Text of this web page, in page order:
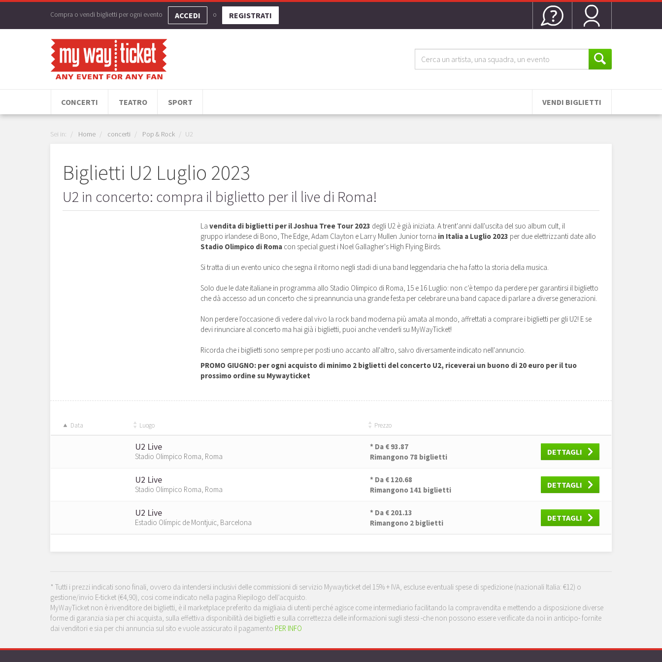
Compra o vendi biglietti per ogni evento ACCEDI o REGISTRATI
CONCERTI TEATRO SPORT VENDI BIGLIETTI
Sei in: Home concerti Pop & Rock U2
Biglietti U2 Luglio 2023
U2 in concerto: compra il biglietto per il live di Roma!
La vendita di biglietti per il Joshua Tree Tour 2023 degli U2 è già iniziata. A trent'anni dall'uscita del suo album cult, il
gruppo irlandese di Bono, The Edge, Adam Clayton e Larry Mullen Junior torna in Italia a Luglio 2023 per due elettrizzanti date allo
Stadio Olimpico di Roma con special guest i Noel Gallagher's High Flying Birds.
Si tratta di un evento unico che segna il ritorno negli stadi di una band leggendaria che ha fatto la storia della musica.
Solo due le date italiane in programma allo Stadio Olimpico di Roma, 15 e 16 Luglio: non c’è tempo da perdere per garantirsi il biglietto
che dà accesso ad un concerto che si preannuncia una grande festa per celebrare una band capace di parlare a diverse generazioni.
Non perdere l'occasione di vedere dal vivo la rock band moderna più amata al mondo, affrettati a comprare i biglietti per gli U2! E se
devi rinunciare al concerto ma hai già i biglietti, puoi anche venderli su MyWayTicket!
Ricorda che i biglietti sono sempre per posti uno accanto all'altro, salvo diversamente indicato nell'annuncio.
PROMO GIUGNO: per ogni acquisto di minimo 2 biglietti del concerto U2, riceverai un buono di 20 euro per il tuo
prossimo ordine su Mywayticket
Data Luogo Prezzo
U2 Live
Stadio Olimpico Roma, Roma
* Da € 93.87
Rimangono 78 biglietti
DETTAGLI
U2 Live
Stadio Olimpico Roma, Roma
* Da € 120.68
Rimangono 141 biglietti
DETTAGLI
U2 Live
Estadio Olímpic de Montjuïc, Barcelona
* Da € 201.13
Rimangono 2 biglietti
DETTAGLI
* Tutti i prezzi indicati sono finali, ovvero da intendersi inclusivi delle commissioni di servizio Mywayticket del 15% + IVA, escluse eventuali spese di spedizione (nazionali Italia: €12) o
gestione/invio E-ticket (€4,90), cosi come indicato nella pagina Riepilogo dell’acquisto.
MyWayTicket non è rivenditore dei biglietti, è il marketplace preferito da migliaia di utenti perché agisce come intermediario facilitando la compravendita e mettendo a disposizione diverse
forme di garanzia sia per chi acquista, sulla effettiva disponibilità dei biglietti e sulla correttezza delle informazioni sugli stessi -che non possono essere verificate da noi in anticipo- fornite
dai venditori e sia per chi annuncia sul sito e vuole assicurato il pagamento PER INFO